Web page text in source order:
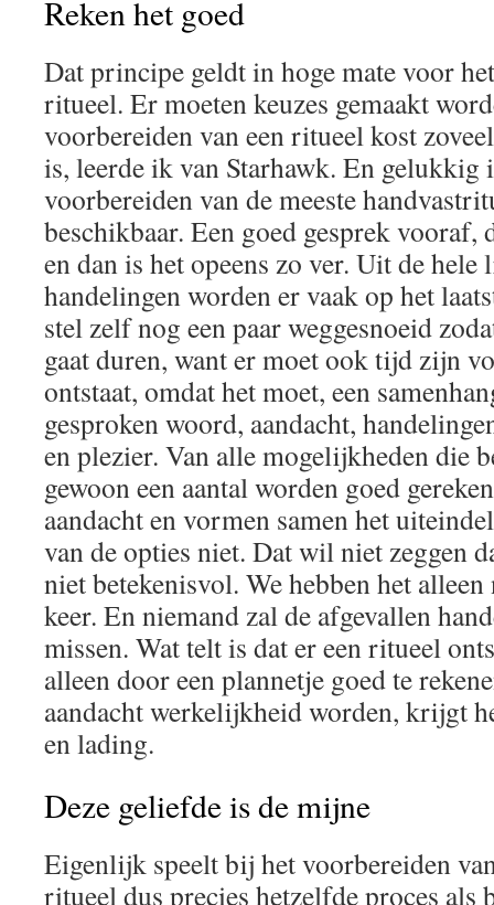
Reken het goed
Dat principe geldt in hoge mate voor
ritueel. Er moeten keuzes gemaakt
voorbereiden van een ritueel kost
is, leerde ik van Starhawk. En gelukkig
voorbereiden van de meeste
beschikbaar. Een goed gesprek vooraf,
en dan is het opeens zo ver. Uit de hele
handelingen worden er vaak op het
stel zelf nog een paar weggesnoeid
gaat duren, want er moet ook tijd zijn
ontstaat, omdat het moet, een
gesproken woord, aandacht,
en plezier. Van alle mogelijkheden die
gewoon een aantal worden goed
aandacht en vormen samen het
van de opties niet. Dat wil niet zeggen
niet betekenisvol. We hebben het
keer. En niemand zal de afgevallen
missen. Wat telt is dat er een ritueel
alleen door een plannetje goed te
aandacht werkelijkheid worden, krijgt
en lading.
Deze geliefde is de mijne
Eigenlijk speelt bij het voorbereiden
ritueel dus precies hetzelfde proces als